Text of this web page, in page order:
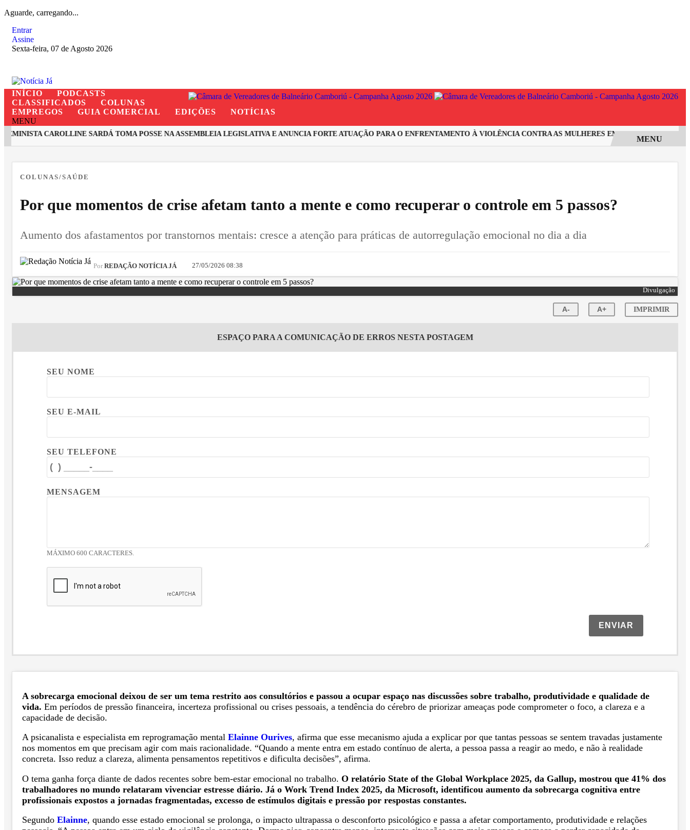
Aguarde, carregando...
Entrar
Assine
Sexta-feira, 07 de Agosto 2026
INÍCIO
PODCASTS
CLASSIFICADOS
COLUNAS
EMPREGOS
GUIA COMERCIAL EDIÇÕES
NOTÍCIAS
MENU
CAROLLINE SARDÁ TOMA POSSE NA ASSEMBLEIA LEGISLATIVA E ANUNCIA FORTE ATUAÇÃO PARA O ENFRENTAMENTO À VIOLÊNCIA CONTRA AS MULHERES EM SANTA CATARINA
MENU
COLUNAS/SAÚDE
Por que momentos de crise afetam tanto a mente e como recuperar o controle em 5 passos?
Aumento dos afastamentos por transtornos mentais: cresce a atenção para práticas de autorregulação emocional no dia a dia
Por REDAÇÃO NOTÍCIA JÁ 27/05/2026 08:38
Divulgação
A- A+ IMPRIMIR
ESPAÇO PARA A COMUNICAÇÃO DE ERROS NESTA POSTAGEM
SEU NOME
SEU E-MAIL
SEU TELEFONE
MENSAGEM
MÁXIMO 600 CARACTERES.
ENVIAR
A sobrecarga emocional deixou de ser um tema restrito aos consultórios e passou a ocupar espaço nas discussões sobre trabalho, produtividade e qualidade de
vida. Em períodos de pressão financeira, incerteza profissional ou crises pessoais, a tendência do cérebro de priorizar ameaças pode comprometer o foco, a clareza e a
capacidade de decisão.
A psicanalista e especialista em reprogramação mental Elainne Ourives, afirma que esse mecanismo ajuda a explicar por que tantas pessoas se sentem travadas justamente
nos momentos em que precisam agir com mais racionalidade. “Quando a mente entra em estado contínuo de alerta, a pessoa passa a reagir ao medo, e não à realidade
concreta. Isso reduz a clareza, alimenta pensamentos repetitivos e dificulta decisões”, afirma.
O tema ganha força diante de dados recentes sobre bem-estar emocional no trabalho. O relatório State of the Global Workplace 2025, da Gallup, mostrou que 41% dos
trabalhadores no mundo relataram vivenciar estresse diário. Já o Work Trend Index 2025, da Microsoft, identificou aumento da sobrecarga cognitiva entre
profissionais expostos a jornadas fragmentadas, excesso de estímulos digitais e pressão por respostas constantes.
Segundo Elainne, quando esse estado emocional se prolonga, o impacto ultrapassa o desconforto psicológico e passa a afetar comportamento, produtividade e relações